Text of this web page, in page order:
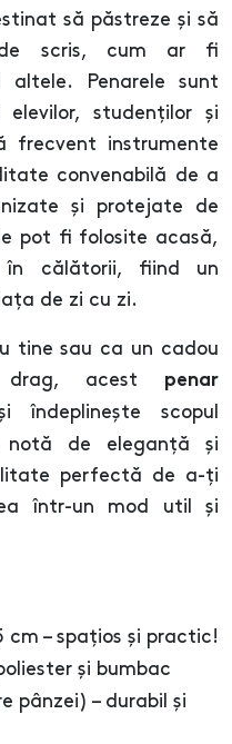
să păstreze și să
de scris, cum ar fi
altele. Penarele sunt
studenților și
frecvent instrumente
convenabilă de a
și protejate de
pot fi folosite acasă,
călătorii, fiind un
de zi cu zi.
tine sau ca un cadou
drag, acest penar
scopul
de eleganță și
perfectă de a-ți
într-un mod util și
cm – spațios și practic!
și bumbac
pânzei) – durabil și